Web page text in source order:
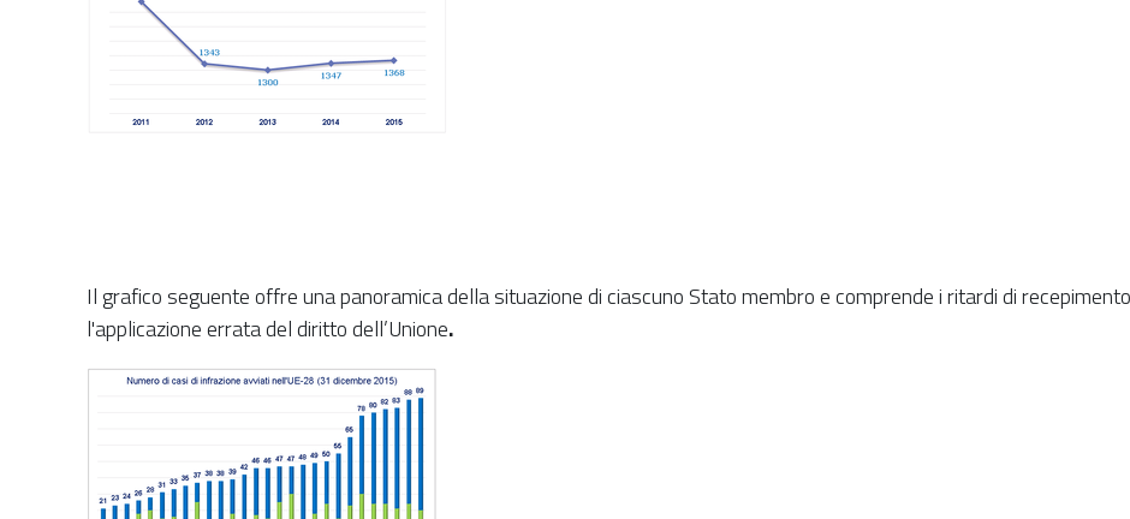
Il grafico seguente offre una panoramica della situazione di ciascuno Stato membro e comprende i ritardi di
l'applicazione errata del diritto dell’Unione.